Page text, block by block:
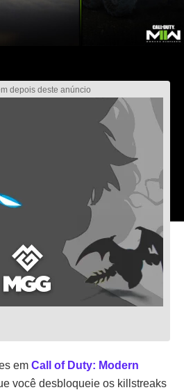
em Call of Duty: Modern
você desbloqueie os killstreaks